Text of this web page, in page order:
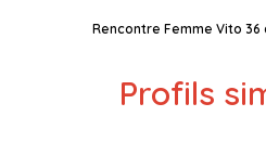
Rencontre Femme Vito 36
Profils